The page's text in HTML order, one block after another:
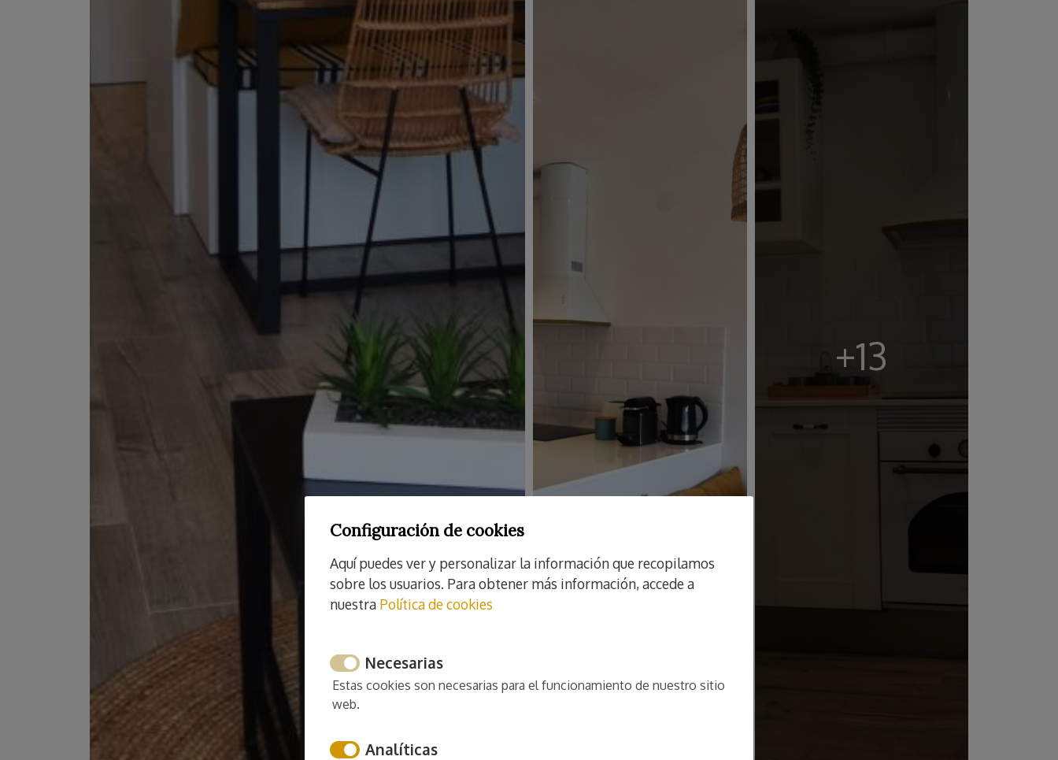
+13
Configuración de cookies
Aquí puedes ver y personalizar la información que recopilamos
sobre los usuarios. Para obtener más información, accede a
nuestra Política de cookies
Necesarias
Estas cookies son necesarias para el funcionamiento de nuestro sitio
web.
Analíticas